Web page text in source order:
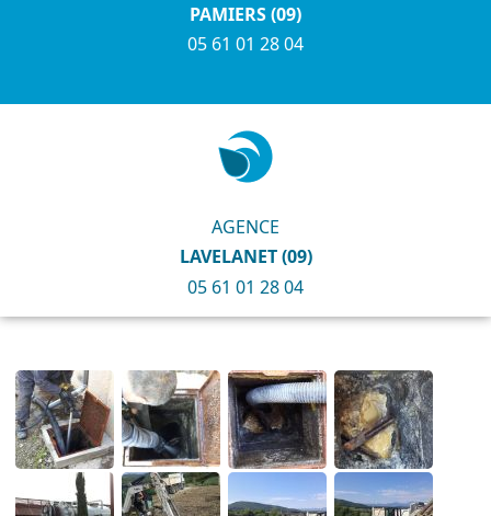
PAMIERS (09)
05 61 01 28 04
AGENCE
LAVELANET (09)
05 61 01 28 04